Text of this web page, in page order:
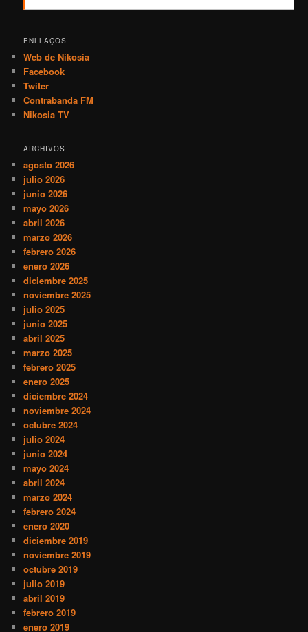
ENLLAÇOS
Web de Nikosia
Facebook
Twiter
Contrabanda FM
Nikosia TV
ARCHIVOS
agosto 2026
julio 2026
junio 2026
mayo 2026
abril 2026
marzo 2026
febrero 2026
enero 2026
diciembre 2025
noviembre 2025
julio 2025
junio 2025
abril 2025
marzo 2025
febrero 2025
enero 2025
diciembre 2024
noviembre 2024
octubre 2024
julio 2024
junio 2024
mayo 2024
abril 2024
marzo 2024
febrero 2024
enero 2020
diciembre 2019
noviembre 2019
octubre 2019
julio 2019
abril 2019
febrero 2019
enero 2019